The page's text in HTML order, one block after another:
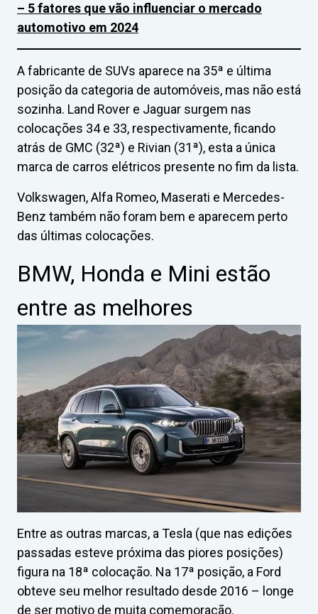
– 5 fatores que vão influenciar o mercado
automotivo em 2024
A fabricante de SUVs aparece na 35ª e última
posição da categoria de automóveis, mas não está
sozinha. Land Rover e Jaguar surgem nas
colocações 34 e 33, respectivamente, ficando
atrás de GMC (32ª) e Rivian (31ª), esta a única
marca de carros elétricos presente no fim da lista.
Volkswagen, Alfa Romeo, Maserati e Mercedes-
Benz também não foram bem e aparecem perto
das últimas colocações.
BMW, Honda e Mini estão
entre as melhores
Entre as outras marcas, a Tesla (que nas edições
passadas esteve próxima das piores posições)
figura na 18ª colocação. Na 17ª posição, a Ford
obteve seu melhor resultado desde 2016 – longe
de ser motivo de muita comemoração.